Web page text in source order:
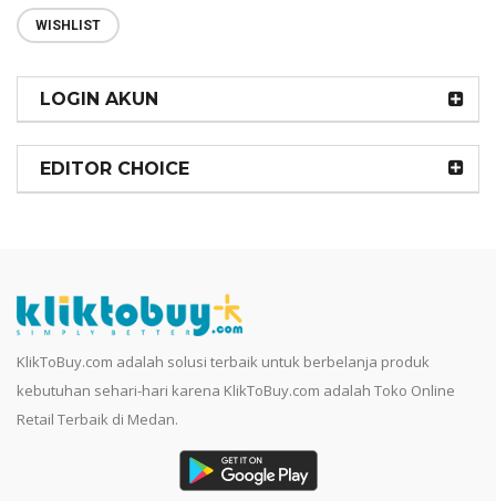
WISHLIST
LOGIN AKUN
EDITOR CHOICE
KlikToBuy.com adalah solusi terbaik untuk berbelanja produk
kebutuhan sehari-hari karena KlikToBuy.com adalah Toko Online
Retail Terbaik di Medan.